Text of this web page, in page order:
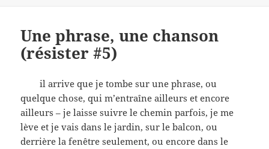
Une phrase, une chanson
(résister #5)
il arrive que je tombe sur une phrase, ou
quelque chose, qui m’entraîne ailleurs et encore
ailleurs – je laisse suivre le chemin parfois, je me
lève et je vais dans le jardin, sur le balcon, ou
derrière la fenêtre seulement, ou encore dans le